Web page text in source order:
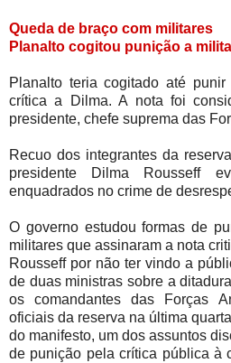
Queda de braço com militares
Planalto cogitou punição a
Planalto teria cogitado até
crítica a Dilma. A nota foi
presidente, chefe suprema das
Recuo dos integrantes da
presidente Dilma Rousseff
enquadrados no crime de
O governo estudou formas de
militares que assinaram a nota
Rousseff por não ter vindo a
de duas ministras sobre a
os comandantes das Forças
oficiais da reserva na última
do manifesto, um dos assuntos
de punição pela crítica pública à